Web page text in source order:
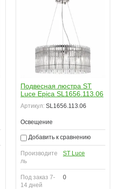
Подвесная люстра ST
Luce Epica SL1656.113.06
Артикул: SL1656.113.06
Освещение
Добавить к сравнению
Производите
ль
ST Luce
Под заказ 7-
14 дней
0